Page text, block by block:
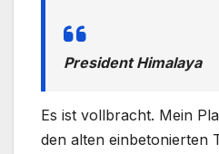
President Himalaya
Es ist vollbracht. Mein
den alten einbetonierten